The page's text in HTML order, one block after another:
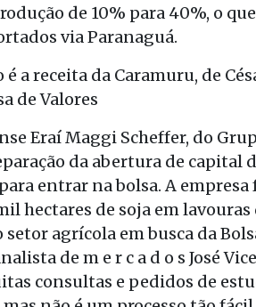
de 10% para 40%, o
via Paranaguá.
é a receita da Caramuru, de
de Valores
Eraí Maggi Scheffer, do
da abertura de capital
entrar na bolsa. A
hectares de soja em
setor agrícola em busca da
de m e r c a d o s José
consultas e pedidos de